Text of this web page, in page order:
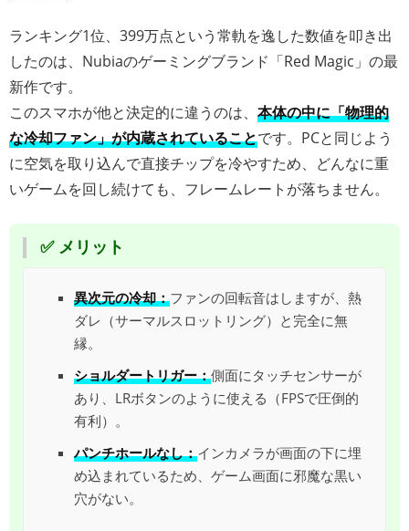
ランキング1位、399万点という常軌を逸した数値を叩き出
したのは、Nubiaのゲーミングブランド「Red Magic」の最
新作です。
このスマホが他と決定的に違うのは、 本体の中に「物理的
な冷却ファン」が内蔵されていることです。PCと同じよう
に空気を取り込んで直接チップを冷やすため、どんなに重
いゲームを回し続けても、フレームレートが落ちません。
✅ メリット
異次元の冷却：ファンの回転音はしますが、熱
ダレ（サーマルスロットリング）と完全に無
縁。
ショルダートリガー：側面にタッチセンサーが
あり、LRボタンのように使える（FPSで圧倒的
有利）。
パンチホールなし：インカメラが画面の下に埋
め込まれているため、ゲーム画面に邪魔な黒い
穴がない。